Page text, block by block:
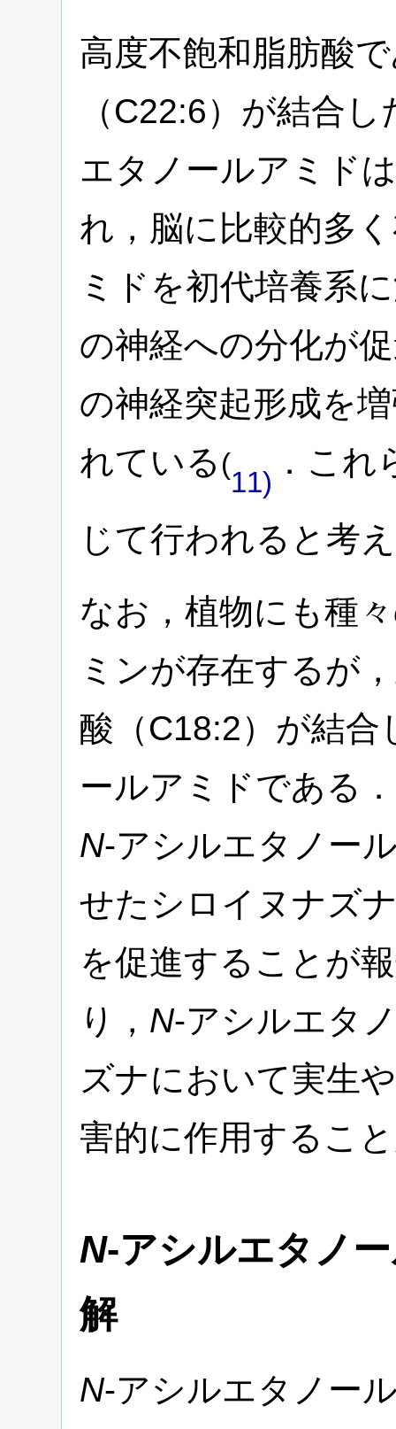
高度不飽和脂肪酸
（C22:6）が結合
エタノールアミド
れ，脳に比較的多
ミドを初代培養系
の神経への分化が
の神経突起形成を
れている (
11)
．こ
じて行われると考
なお，植物にも種
ミンが存在するが
酸（C18:2）が結
ールアミドである
N-アシルエタノー
せたシロイヌナズ
を促進することが
り， N-アシルエタ
ズナにおいて実生
害的に作用するこ
N-アシルエタノ
解
N-アシルエタノー